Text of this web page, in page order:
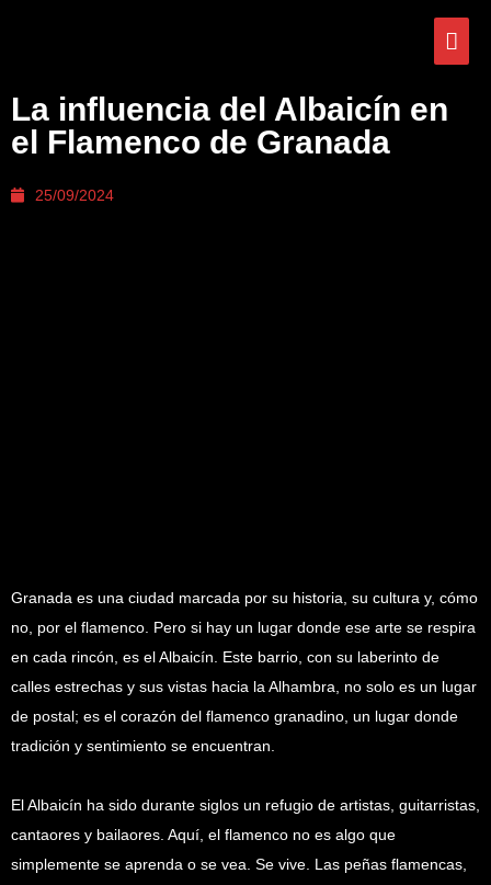
La influencia del Albaicín en
el Flamenco de Granada
25/09/2024
Granada es una ciudad marcada por su historia, su cultura y, cómo
no, por el flamenco. Pero si hay un lugar donde ese arte se respira
en cada rincón, es el Albaicín. Este barrio, con su laberinto de
calles estrechas y sus vistas hacia la Alhambra, no solo es un lugar
de postal; es el corazón del flamenco granadino, un lugar donde
tradición y sentimiento se encuentran.
El Albaicín ha sido durante siglos un refugio de artistas, guitarristas,
cantaores y bailaores. Aquí, el flamenco no es algo que
simplemente se aprenda o se vea. Se vive. Las peñas flamencas,